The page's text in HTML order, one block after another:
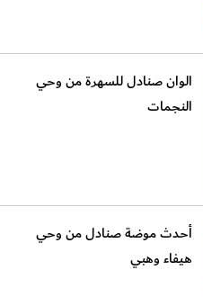
الوان صنادل للسهرة من وحي
النجمات
أحدث موضة صنادل من وحي
هيفاء وهبي